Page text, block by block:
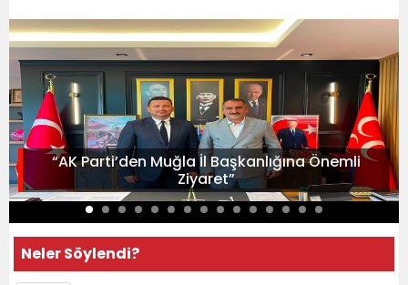
“AK Parti’den Muğla İl Başkanlığına Önemli
Ziyaret”
Neler Söylendi?